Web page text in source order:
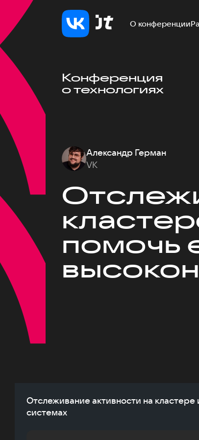
О конференции
Конференция
о технологиях
Александр Герман
VK
помочь
Отслеживание активности на
системах